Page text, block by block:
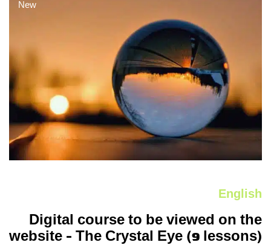
New
English
Digital course to be viewed on the
website – The Crystal Eye (9 lessons)